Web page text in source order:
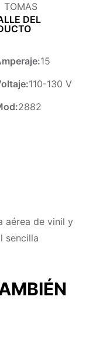
TOMAS
DEL
:15
:110-130 V
:2882
aérea de vinil y
sencilla